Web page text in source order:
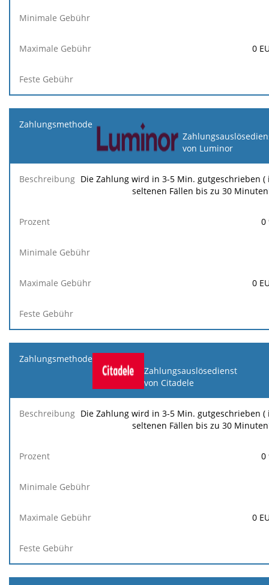
0
von Luminor
Die Zahlung wird in 3-5 Min. gutgeschrieben (
seltenen Fällen bis zu 30 Minuten
0
0
Zahlungsauslösedienst
von Citadele
Die Zahlung wird in 3-5 Min. gutgeschrieben (
seltenen Fällen bis zu 30 Minuten
0
0